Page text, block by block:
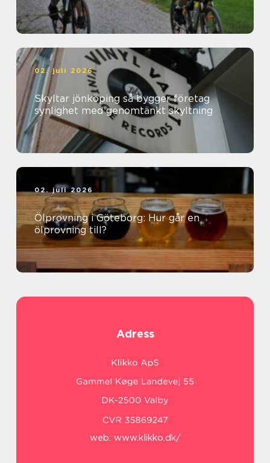
02. juli 2026
Skyltar jönköping så bygger företag
synlighet med genomtänkt skyltning
02. juli 2026
Ölprovning i Göteborg: Hur går en
ölprovning till?
Adress
web: www.klikko.dk/